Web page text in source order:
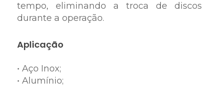
tempo, eliminando a troca de discos
durante a operação.
Aplicação
• Aço Inox;
• Alumínio;